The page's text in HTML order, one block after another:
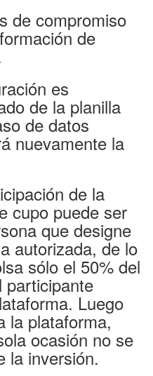
de compromiso
de
es
de la planilla
de datos
nuevamente la
de la
cupo puede ser
que designe
autorizada, de lo
sólo el 50% del
participante
Luego
la plataforma,
ocasión no se
la inversión.